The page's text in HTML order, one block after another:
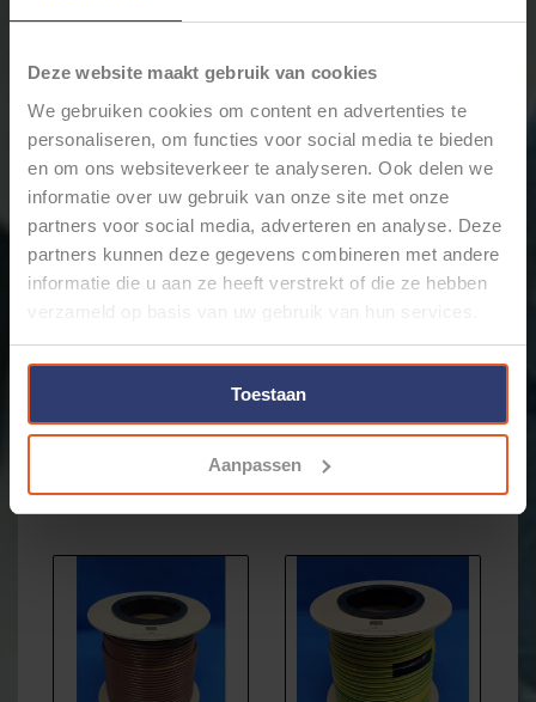
Deze website maakt gebruik van cookies
We gebruiken cookies om content en advertenties te
personaliseren, om functies voor social media te bieden
en om ons websiteverkeer te analyseren. Ook delen we
informatie over uw gebruik van onze site met onze
partners voor social media, adverteren en analyse. Deze
partners kunnen deze gegevens combineren met andere
informatie die u aan ze heeft verstrekt of die ze hebben
verzameld op basis van uw gebruik van hun services.
Toestaan
Aanpassen
€59,86
* Stukprijs: €1,20 / Meter
€59,86
* Stukprijs: €1,20 / Meter
€59,86
* Stukprijs: €1,20 / Meter
€59,86
* Stukprijs: €1,20 / Meter